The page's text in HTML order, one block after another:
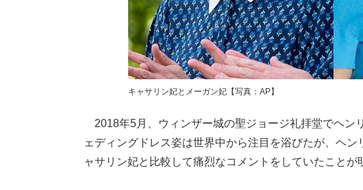
キャサリン妃とメーガン妃【写真：AP】
2018年5月、ウィンザー城の聖ジョージ礼拝堂でヘン
ェディングドレス姿は世界中から注目を浴びたが、ヘ
ャサリン妃と比較して痛烈なコメントをしていたことが